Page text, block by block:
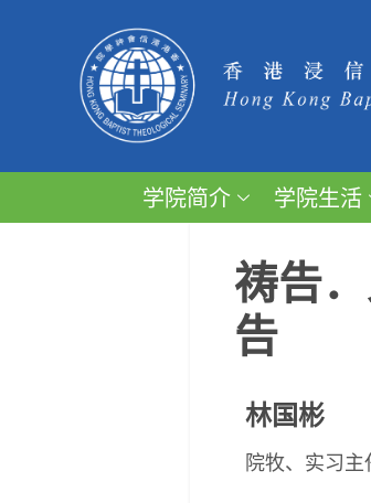
学院简介 学院生活
祷告
告
林国彬
院牧、实习